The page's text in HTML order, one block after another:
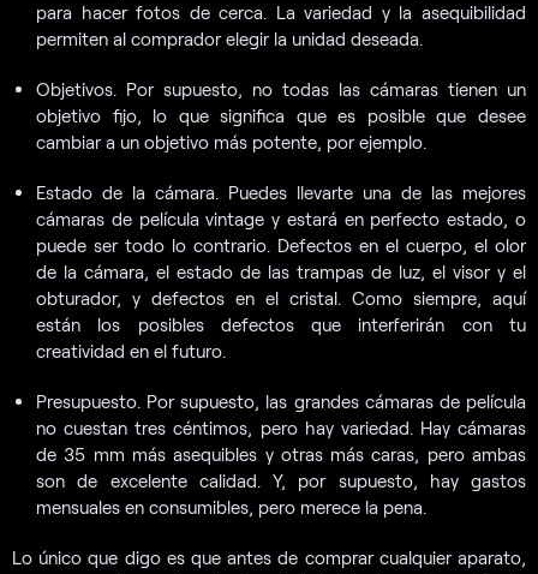
para hacer fotos de cerca. La variedad y la asequibilidad
permiten al comprador elegir la unidad deseada.
Objetivos. Por supuesto, no todas las cámaras tienen un
objetivo fijo, lo que significa que es posible que desee
cambiar a un objetivo más potente, por ejemplo.
Estado de la cámara. Puedes llevarte una de las mejores
cámaras de película vintage y estará en perfecto estado, o
puede ser todo lo contrario. Defectos en el cuerpo, el olor
de la cámara, el estado de las trampas de luz, el visor y el
obturador, y defectos en el cristal. Como siempre, aquí
están los posibles defectos que interferirán con tu
creatividad en el futuro.
Presupuesto. Por supuesto, las grandes cámaras de película
no cuestan tres céntimos, pero hay variedad. Hay cámaras
de 35 mm más asequibles y otras más caras, pero ambas
son de excelente calidad. Y, por supuesto, hay gastos
mensuales en consumibles, pero merece la pena.
Lo único que digo es que antes de comprar cualquier aparato,